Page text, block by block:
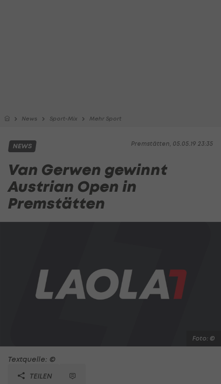
News Sport-Mix Mehr Sport
Premstätten, 05.05.19 23:35
NEWS
Van Gerwen gewinnt
Austrian Open in
Premstätten
Foto: ©
Textquelle: ©
TEILEN